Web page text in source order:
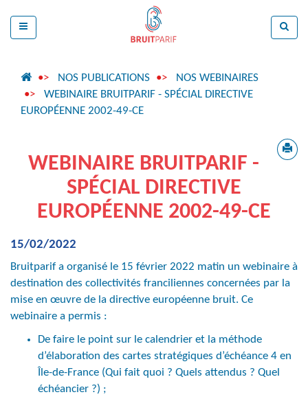
NOS PUBLICATIONS
NOS WEBINAIRES
WEBINAIRE BRUITPARIF - SPÉCIAL DIRECTIVE
EUROPÉENNE 2002-49-CE
WEBINAIRE BRUITPARIF -
SPÉCIAL DIRECTIVE
EUROPÉENNE 2002-49-CE
15/02/2022
Bruitparif a organisé le 15 février 2022 matin un webinaire à
destination des collectivités franciliennes concernées par la
mise en œuvre de la directive européenne bruit. Ce
webinaire a permis :
De faire le point sur le calendrier et la méthode
d’élaboration des cartes stratégiques d’échéance 4 en
Île-de-France (Qui fait quoi ? Quels attendus ? Quel
échéancier ?) ;